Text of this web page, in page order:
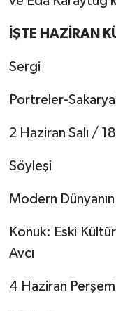
İŞTE HAZİRAN
Sergi
Portreler-
2 Haziran Salı /
Söyleşi
Modern Dünyanın
Konuk: Eski
Avcı
4 Haziran